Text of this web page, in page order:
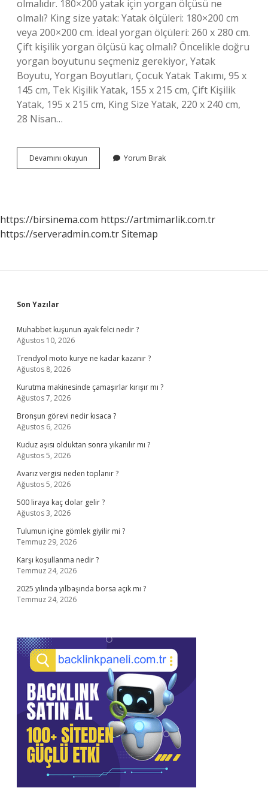
olmalıdır. 180×200 yatak için yorgan ölçüsü ne
olmalı? King size yatak: Yatak ölçüleri: 180×200 cm
veya 200×200 cm. İdeal yorgan ölçüleri: 260 x 280 cm.
Çift kişilik yorgan ölçüsü kaç olmalı? Öncelikle doğru
yorgan boyutunu seçmeniz gerekiyor, Yatak
Boyutu, Yorgan Boyutları, Çocuk Yatak Takımı, 95 x
145 cm, Tek Kişilik Yatak, 155 x 215 cm, Çift Kişilik
Yatak, 195 x 215 cm, King Size Yatak, 220 x 240 cm,
28 Nisan…
Devamını okuyun
Boy
Yorum Bırak
https://birsinema.com https://artmimarlik.com.tr
https://serveradmin.com.trSitemap
Sidebar
Son Yazılar
Muhabbet kuşunun ayak felci nedir ?
Ağustos 10, 2026
Trendyol moto kurye ne kadar kazanır ?
Ağustos 8, 2026
Kurutma makinesinde çamaşırlar kırışır mı ?
Ağustos 7, 2026
Bronşun görevi nedir kısaca ?
Ağustos 6, 2026
Kuduz aşısı olduktan sonra yıkanılır mı ?
Ağustos 5, 2026
Avarız vergisi neden toplanır ?
Ağustos 5, 2026
500 liraya kaç dolar gelir ?
Ağustos 3, 2026
Tulumun içine gömlek giyilir mi ?
Temmuz 29, 2026
Karşı koşullanma nedir ?
Temmuz 24, 2026
2025 yılında yılbaşında borsa açık mı ?
Temmuz 24, 2026